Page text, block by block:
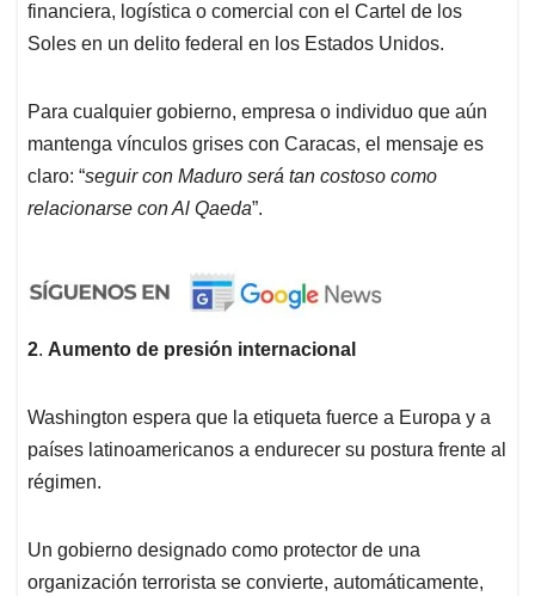
financiera, logística o comercial con el Cartel de los
Soles en un delito federal en los Estados Unidos.
Para cualquier gobierno, empresa o individuo que aún
mantenga vínculos grises con Caracas, el mensaje es
claro: “seguir con Maduro será tan costoso como
relacionarse con Al Qaeda”.
2. Aumento de presión internacional
Washington espera que la etiqueta fuerce a Europa y a
países latinoamericanos a endurecer su postura frente al
régimen.
Un gobierno designado como protector de una
organización terrorista se convierte, automáticamente,